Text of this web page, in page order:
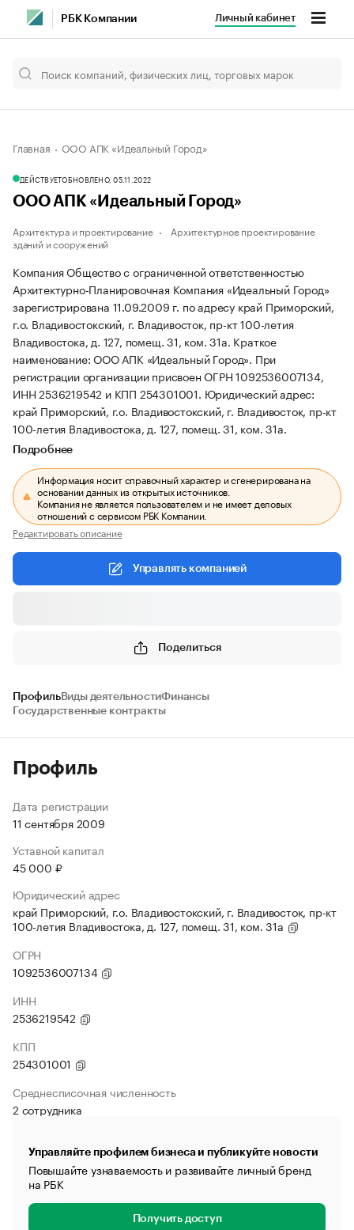
РБК Компании Личный кабинет
Главная ООО АПК «Идеальный Город»
ДЕЙСТВУЕТОБНОВЛЕНО, 05.11.2022
ООО АПК «Идеальный Город»
Архитектура и проектирование
Архитектурное проектирование
зданий и сооружений
Компания Общество с ограниченной ответственностью
Архитектурно-Планировочная Компания «Идеальный Город»
зарегистрирована 11.09.2009 г. по адресу край Приморский,
г.о. Владивостокский, г. Владивосток, пр-кт 100-летия
Владивостока, д. 127, помещ. 31, ком. 31а. Краткое
наименование: ООО АПК «Идеальный Город». При
регистрации организации присвоен ОГРН 1092536007134,
ИНН 2536219542 и КПП 254301001. Юридический адрес:
край Приморский, г.о. Владивостокский, г. Владивосток, пр-кт
100-летия Владивостока, д. 127, помещ. 31, ком. 31а.
Подробнее
Информация носит справочный характер и сгенерирована на
основании данных из открытых источников.
Компания не является пользователем и не имеет деловых
отношений с сервисом РБК Компании.
Редактировать описание
Управлять компанией
Поделиться
ПрофильВиды деятельностиФинансы
Государственные контракты
Профиль
Дата регистрации
11 сентября 2009
Уставной капитал
45 000 ₽
Юридический адрес
край Приморский, г.о. Владивостокский, г. Владивосток, пр-кт
100-летия Владивостока, д. 127, помещ. 31, ком. 31а
ОГРН
1092536007134
ИНН
2536219542
КПП
254301001
Среднесписочная численность
2 сотрудника
Управляйте профилем бизнеса и публикуйте новости
Повышайте узнаваемость и развивайте личный бренд
на РБК
Получить доступ